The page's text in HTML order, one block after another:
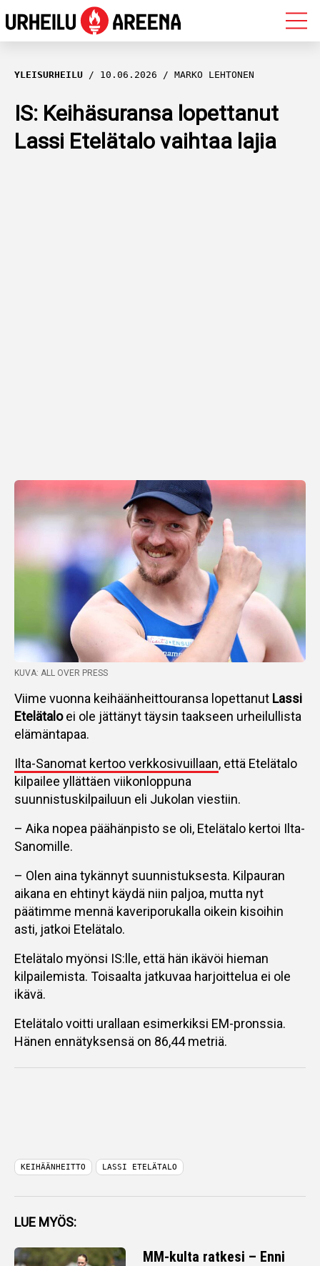
OLYMPIALAISET
MAASTOHIIHTO
AMPUMAHIIHTO
YLEISURHEILU 10.06.2026 MARKO LEHTONEN
IS: Keihäsuransa lopettanut
Lassi Etelätalo vaihtaa lajia
KUVA: ALL OVER PRESS
Viime vuonna keihäänheittouransa lopettanut Lassi
Etelätaloei ole jättänyt täysin taakseen urheilullista
elämäntapaa.
Ilta-Sanomat kertoo verkkosivuillaan, että Etelätalo
kilpailee yllättäen viikonloppuna
suunnistuskilpailuun eli Jukolan viestiin.
– Aika nopea päähänpisto se oli, Etelätalo kertoi Ilta-
Sanomille.
– Olen aina tykännyt suunnistuksesta. Kilpauran
aikana en ehtinyt käydä niin paljoa, mutta nyt
päätimme mennä kaveriporukalla oikein kisoihin
asti, jatkoi Etelätalo.
Etelätalo myönsi IS:lle, että hän ikävöi hieman
kilpailemista. Toisaalta jatkuvaa harjoittelua ei ole
ikävä.
Etelätalo voitti urallaan esimerkiksi EM-pronssia.
Hänen ennätyksensä on 86,44 metriä.
KEIHÄÄNHEITTO LASSI ETELÄTALO
LUE MYÖS:
MM-kulta ratkesi – Enni